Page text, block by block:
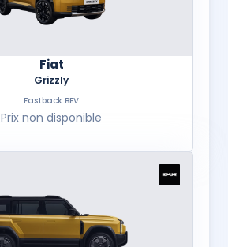
Fiat
Grizzly
Fastback BEV
Prix non disponible